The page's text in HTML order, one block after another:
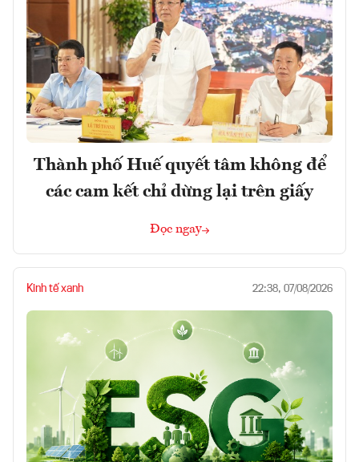
Thành phố Huế quyết tâm không để
các cam kết chỉ dừng lại trên giấy
Đọc ngay
Kinh tế xanh 22:38, 07/08/2026